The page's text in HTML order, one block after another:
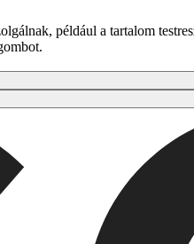
például a tartalom